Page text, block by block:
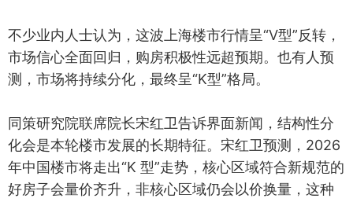
不少业内人士认为，这波上海楼市行情呈“V型”反转，
市场信心全面回归，购房积极性远超预期。也有人预
测，市场将持续分化，最终呈“K型”格局。
同策研究院联席院长宋红卫告诉界面新闻，结构性分
化会是本轮楼市发展的长期特征。宋红卫预测，2026
年中国楼市将走出“K 型”走势，核心区域符合新规范的
好房子会量价齐升，非核心区域仍会以价换量，这种